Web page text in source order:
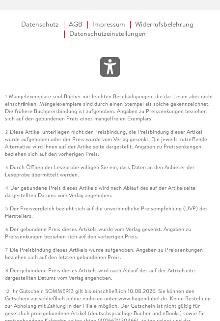
Datenschutz AGB Impressum
Widerrufsbelehrung
Datenschutzeinstellungen
1 Mängelexemplare sind Bücher mit leichten Beschädigungen, die das Lesen aber nicht
einschränken. Mängelexemplare sind durch einen Stempel als solche gekennzeichnet.
Die frühere Buchpreisbindung ist aufgehoben. Angaben zu Preissenkungen beziehen
sich auf den gebundenen Preis eines mangelfreien Exemplars.
2 Diese Artikel unterliegen nicht der Preisbindung, die Preisbindung dieser Artikel
wurde aufgehoben oder der Preis wurde vom Verlag gesenkt. Die jeweils zutreffende
Alternative wird Ihnen auf der Artikelseite dargestellt. Angaben zu Preissenkungen
beziehen sich auf den vorherigen Preis.
3 Durch Öffnen der Leseprobe willigen Sie ein, dass Daten an den Anbieter der
Leseprobe übermittelt werden.
4 Der gebundene Preis dieses Artikels wird nach Ablauf des auf der Artikelseite
dargestellten Datums vom Verlag angehoben.
5 Der Preisvergleich bezieht sich auf die unverbindliche Preisempfehlung (UVP) des
Herstellers.
6 Der gebundene Preis dieses Artikels wurde vom Verlag gesenkt. Angaben zu
Preissenkungen beziehen sich auf den vorherigen Preis.
7 Die Preisbindung dieses Artikels wurde aufgehoben. Angaben zu Preissenkungen
beziehen sich auf den letzten gebundenen Preis.
8 Der gebundene Preis dieses Artikels wird nach Ablauf des auf der Artikelseite
dargestellten Datums vom Verlag angehoben.
12 Ihr Gutschein SOMMER13 gilt bis einschließlich 10.08.2026. Sie können den
Gutschein ausschließlich online einlösen unter www.hugendubel.de. Keine Bestellung
zur Abholung mit Zahlung in der Filiale möglich. Der Gutschein ist nicht gültig für
gesetzlich preisgebundene Artikel (deutschsprachige Bücher und eBooks) sowie für